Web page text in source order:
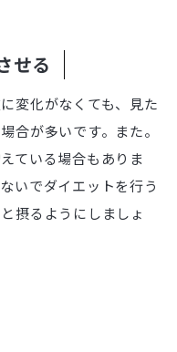
せる
変化がなくても、見た
合が多いです。また。
ている場合もありま
いでダイエットを行う
摂るようにしましょ